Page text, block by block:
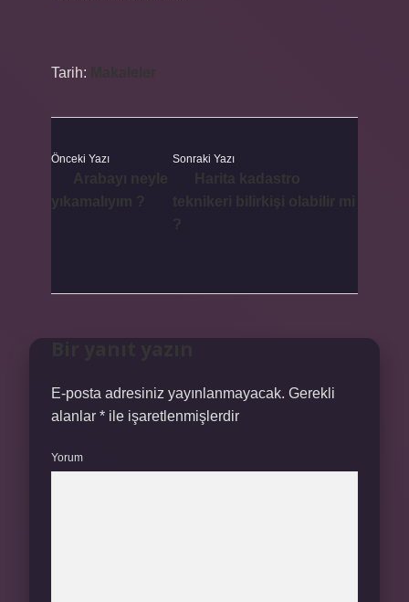
Tarih:
Önceki Yazı Sonraki Yazı
E-posta adresiniz yayınlanmayacak. Gerekli
alanlar * ile işaretlenmişlerdir
Yorum